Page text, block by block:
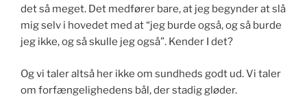
det så meget. Det medfører bare, at jeg begynder at slå
mig selv i hovedet med at “jeg burde også, og så burde
jeg ikke, og så skulle jeg også”. Kender I det?
Og vi taler altså her ikke om sundheds godt ud. Vi taler
om forfængelighedens bål, der stadig gløder.